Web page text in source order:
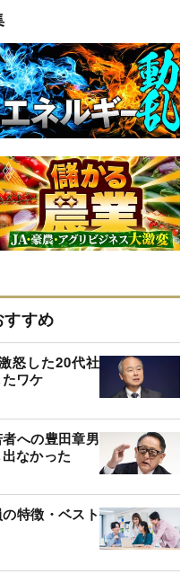
すすめ
怒した20代社
ワケ
への豊田章男
なかった
特徴・ベスト